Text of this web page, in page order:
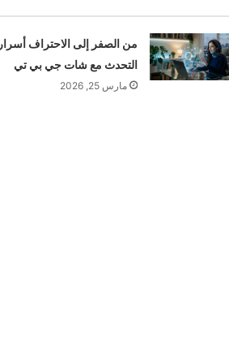
من الصفر إلى الاحتراف أسرار
التحدث مع شات جي بي تي
مارس 25, 2026